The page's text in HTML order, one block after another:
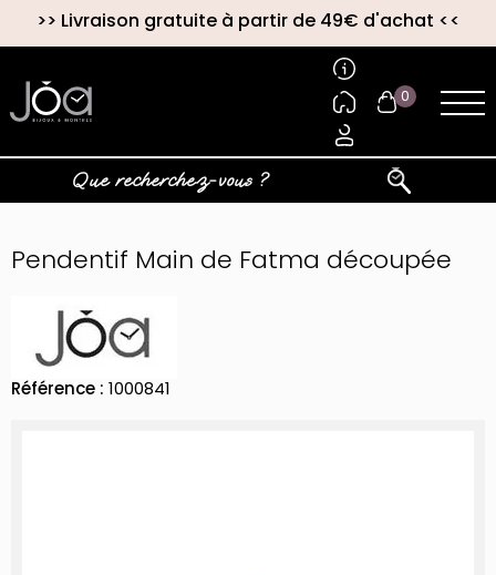
>> Livraison gratuite à partir de 49€ d'achat <<
0
Pendentif Main de Fatma découpée
Référence : 1000841